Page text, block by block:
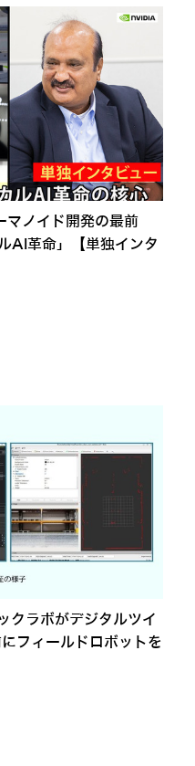
マノイド開発の最前
AI革命」【単独インタ
ラボがデジタルツイ
フィールドロボットを